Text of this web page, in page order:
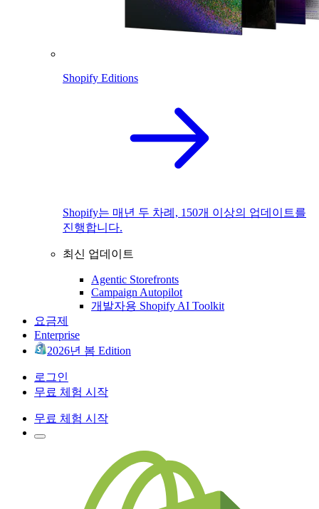
Shopify Editions
Shopify는 매년 두 차례, 150개 이상의 업데이트를
진행합니다.
최신 업데이트
Agentic Storefronts
Campaign Autopilot
개발자용 Shopify AI Toolkit
요금제
Enterprise
2026년 봄 Edition
로그인
무료 체험 시작
무료 체험 시작